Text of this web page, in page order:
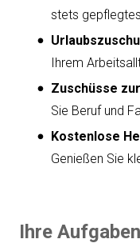
stets
Ihrem
Zuschüsse
Sie Beruf und
Kostenlose
Genießen Sie
Ihre